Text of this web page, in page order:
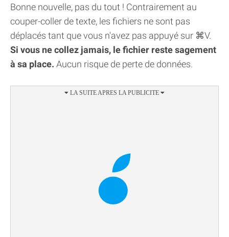
Bonne nouvelle, pas du tout ! Contrairement au
couper-coller de texte, les fichiers ne sont pas
déplacés tant que vous n'avez pas appuyé sur ⌘V.
Si vous ne collez jamais, le fichier reste sagement
à sa place. Aucun risque de perte de données.